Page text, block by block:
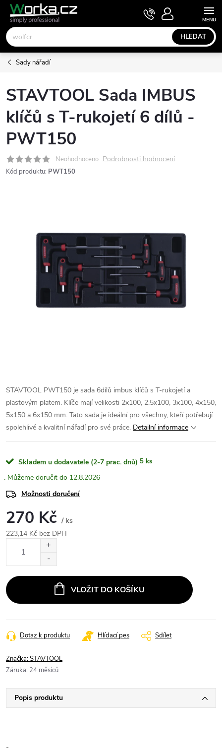
Přejít
obsah
HLEDAT
NÁKUPNÍ
KOŠÍK
Sady nářadí
STAVTOOL Sada IMBUS
klíčů s T-rukojetí 6 dílů -
PWT150
Neohodnoceno Podrobnosti hodnocení
Kód produktu: PWT150
STAVTOOL PWT150 je sada 6dílů imbus klíčů s T-rukojetí a
plastovým platem. Klíče mají velikosti 2x100, 2.5x100, 3x100, 4x150,
5x150 a 6x150 mm. Tato sada je ideální pro všechny, kteří potřebují
spolehlivé a kvalitní nářadí pro své práce. Detailní informace
Skladem u dodavatele (2-7 prac. dnů) 5 ks
12.8.2026
Možnosti doručení
270 Kč / ks
223,14 Kč bez DPH
VLOŽIT DO KOŠÍKU
Dotaz k produktu Hlídací pes Sdílet
Značka:STAVTOOL
Záruka: 24 měsíců
Popis produktu
-